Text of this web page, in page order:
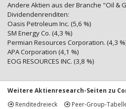
Andere Aktien aus der Branche "Oil &
Dividendenrenditen:
Oasis Petroleum Inc. (5,6 %)
SM Energy Co. (4,3 %)
Permian Resources Corporation. (4,3
APA Corporation (4,1 %)
EOG RESOURCES INC. (3,8 %)
Weitere Aktienresearch-Seiten zu
Renditedreieck
Peer-Group-